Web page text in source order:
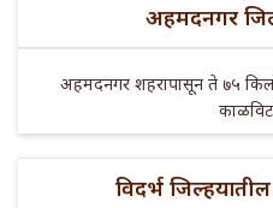
अहमदनगर
अहमदनगर शहरापासून ते ७५
विदर्भ